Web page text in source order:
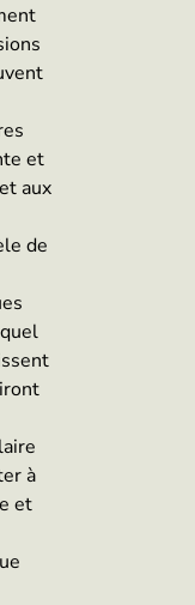
et
aux
de
à
et